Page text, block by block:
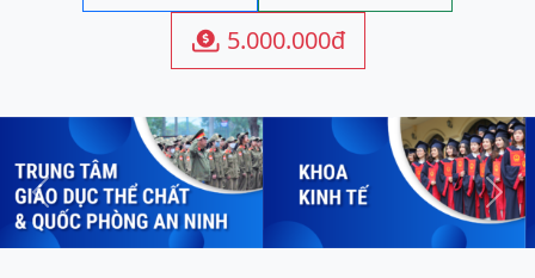
 5.000.000đ
Previous Next